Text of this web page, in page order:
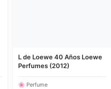
L de Loewe 40 Años Loewe
Perfumes (2012)
🌸 Perfume